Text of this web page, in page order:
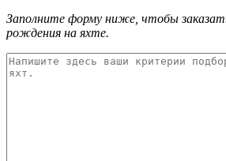
Заполните форму ниже, чтобы
рождения на яхте.